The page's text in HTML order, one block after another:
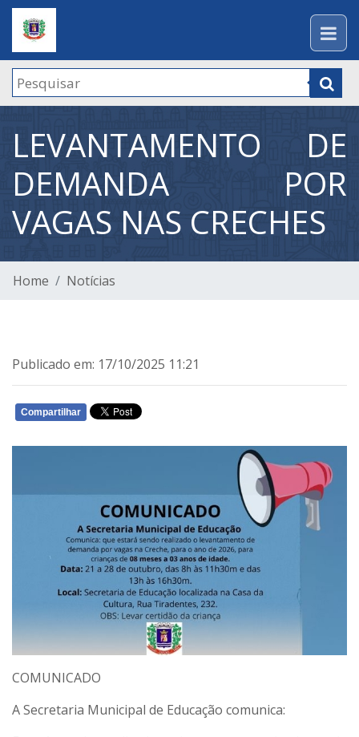
LEVANTAMENTO DE
DEMANDA POR
VAGAS NAS CRECHES
Home Notícias
Publicado em: 17/10/2025 11:21
Compartilhar
COMUNICADO
ASecretaria Municipal de Educação comunica: